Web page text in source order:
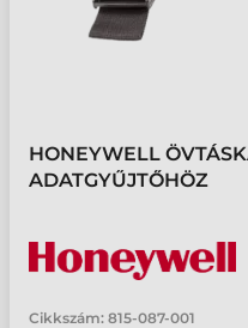
HONEYWELL
ADATGYŰJTŐHÖZ
Cikkszám: 815-087-001